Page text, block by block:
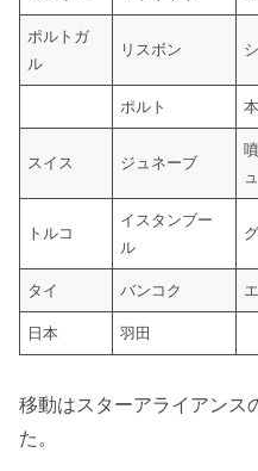
ポルトガ
ル
リスボン
ポルト
スイス ジュネーブ
ュ
トルコ
イスタンブー
ル
タイ バンコク
日本 羽田
移動はスターアライアンス
た。